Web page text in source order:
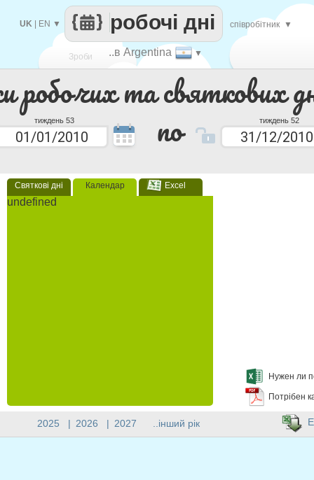
робочих та святкових
тиждень 53 по тиждень 52
Святкові дні Календар Excel
undefined
Нужен ли
Потрібен
Зроби
кожен
..в Argentina ▼
робочі дні
UK EN ▼ співробітник ▼
2025 | 2026 | 2027 ..інший рік